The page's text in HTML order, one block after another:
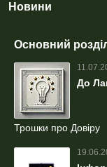
Новини
Основний
До
Трошки про Довіру